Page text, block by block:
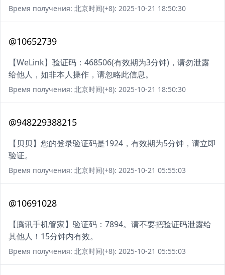
Время получения: 北京时间(+8): 2025-10-21 18:50:30
@10652739
【WeLink】验证码：468506(有效期为3分钟)，请勿泄露
给他人，如非本人操作，请忽略此信息。
Время получения: 北京时间(+8): 2025-10-21 18:50:30
@948229388215
【贝贝】您的登录验证码是1924，有效期为5分钟，请立即
验证。
Время получения: 北京时间(+8): 2025-10-21 05:55:03
@10691028
【腾讯手机管家】验证码：7894。请不要把验证码泄露给
其他人！15分钟内有效。
Время получения: 北京时间(+8): 2025-10-21 05:55:03